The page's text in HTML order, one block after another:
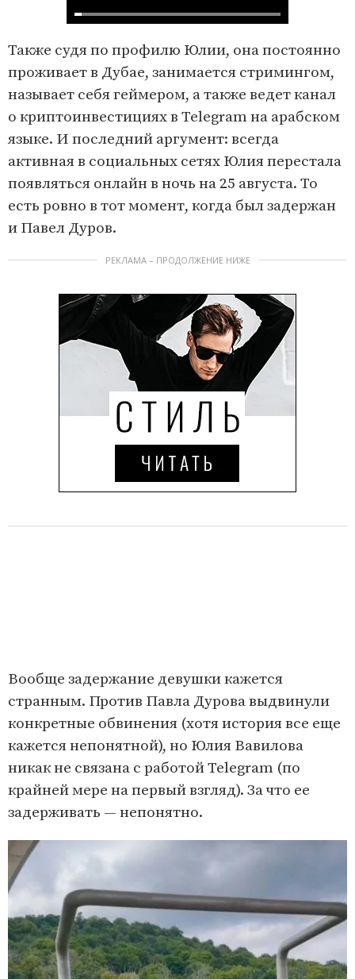
Также судя по профилю Юлии, она постоянно
проживает в Дубае, занимается стримингом,
называет себя геймером, а также ведет канал
о криптоинвестициях в Telegram на арабском
языке. И последний аргумент: всегда
активная в социальных сетях Юлия перестала
появляться онлайн в ночь на 25 августа. То
есть ровно в тот момент, когда был задержан
и Павел Дуров.
РЕКЛАМА – ПРОДОЛЖЕНИЕ НИЖЕ
Вообще задержание девушки кажется
странным. Против Павла Дурова выдвинули
конкретные обвинения (хотя история все еще
кажется непонятной), но Юлия Вавилова
никак не связана с работой Telegram (по
крайней мере на первый взгляд). За что ее
задерживать — непонятно.